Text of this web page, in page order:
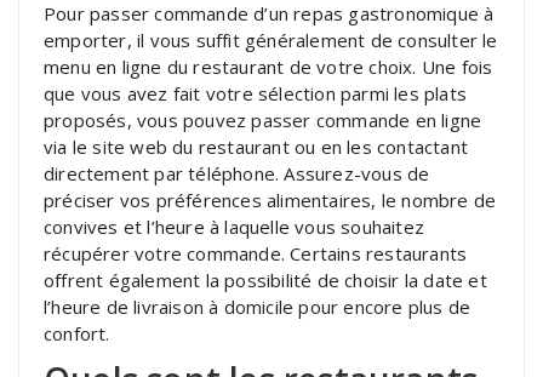
Pour passer commande d’un repas gastronomique à
emporter, il vous suffit généralement de consulter le
menu en ligne du restaurant de votre choix. Une fois
que vous avez fait votre sélection parmi les plats
proposés, vous pouvez passer commande en ligne
via le site web du restaurant ou en les contactant
directement par téléphone. Assurez-vous de
préciser vos préférences alimentaires, le nombre de
convives et l’heure à laquelle vous souhaitez
récupérer votre commande. Certains restaurants
offrent également la possibilité de choisir la date et
l’heure de livraison à domicile pour encore plus de
confort.